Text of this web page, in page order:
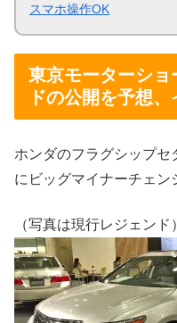
スマホ操作OK
東京モーターショ
ドの公開を予想
ホンダのフラグシップセ
にビッグマイナーチェン
（写真は現行レジェンド）